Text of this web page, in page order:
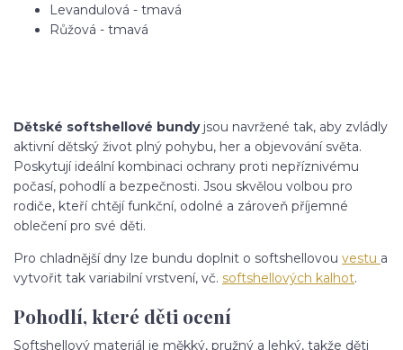
Levandulová - tmavá
Růžová - tmavá
Dětské softshellové bundyjsou navržené tak, aby zvládly
aktivní dětský život plný pohybu, her a objevování světa.
Poskytují ideální kombinaci ochrany proti nepříznivému
počasí, pohodlí a bezpečnosti. Jsou skvělou volbou pro
rodiče, kteří chtějí funkční, odolné a zároveň příjemné
oblečení pro své děti.
Pro chladnější dny lze bundu doplnit o softshellovou vestu a
vytvořit tak variabilní vrstvení, vč. softshellových kalhot.
Pohodlí, které děti ocení
Softshellový materiál je měkký, pružný a lehký, takže děti